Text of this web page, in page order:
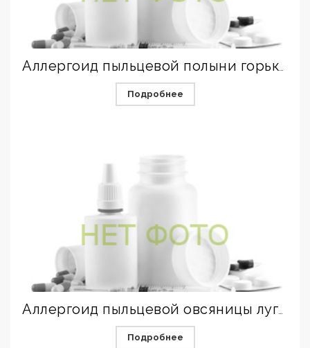
Подробнее
Подробнее